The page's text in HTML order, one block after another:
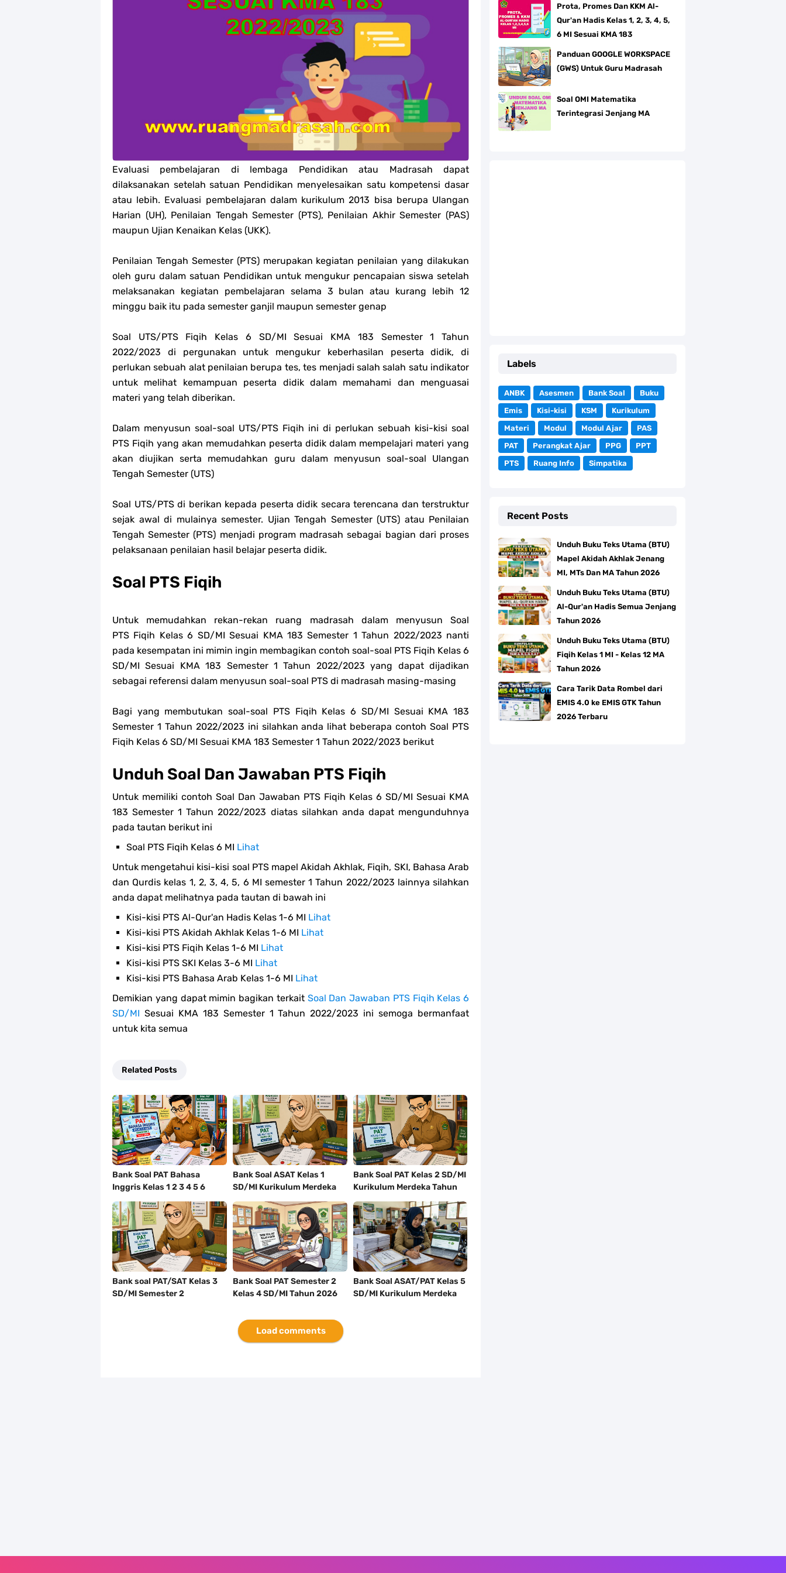
Jawaban Tugas Mandiri Dan Tugas Refleksi Modul Pedagogik SKI PPG 2025
Jawaban Tugas Mandiri Dan Tugas Refleksi Modul Pedagogik Fiqih PPG 2025
Jawaban Tugas Mandiri Dan Tugas Refleksi Modul Pedagogik Akidah Akhlak PPG 2025
Jawaban Tugas Mandiri Dan Tugas Refleksi Modul Pedagogik Al-Qur'an Hadis PPG 2025
Soal OMI Geografi Terintegrasi Jenjang MA
Soal OMI Ekonomi Terintegrasi Jenjang MA
Soal OMI KIMIA Terintegrasi Jenjang MA
Unduh Buku Teks Utama (BTU) Mapel Akidah Akhlak Jenang MI, MTs Dan MA Tahun 2026
Evaluasi pembelajaran di lembaga Pendidikan atau Madrasah dapat
dilaksanakan setelah satuan Pendidikan menyelesaikan satu kompetensi dasar
atau lebih. Evaluasi pembelajaran dalam kurikulum 2013 bisa berupa Ulangan
Harian (UH), Penilaian Tengah Semester (PTS), Penilaian Akhir Semester (PAS)
maupun Ujian Kenaikan Kelas (UKK).
Penilaian Tengah Semester (PTS) merupakan kegiatan penilaian yang dilakukan
oleh guru dalam satuan Pendidikan untuk mengukur pencapaian siswa setelah
melaksanakan kegiatan pembelajaran selama 3 bulan atau kurang lebih 12
minggu baik itu pada semester ganjil maupun semester genap
Soal UTS/PTS Fiqih Kelas 6 SD/MI Sesuai KMA 183 Semester 1 Tahun
2022/2023 di pergunakan untuk mengukur keberhasilan peserta didik, di
perlukan sebuah alat penilaian berupa tes, tes menjadi salah salah satu indikator
untuk melihat kemampuan peserta didik dalam memahami dan menguasai
materi yang telah diberikan.
Dalam menyusun soal-soal UTS/PTS Fiqih ini di perlukan sebuah kisi-kisi soal
PTS Fiqih yang akan memudahkan peserta didik dalam mempelajari materi yang
akan diujikan serta memudahkan guru dalam menyusun soal-soal Ulangan
Tengah Semester (UTS)
Soal UTS/PTS di berikan kepada peserta didik secara terencana dan terstruktur
sejak awal di mulainya semester. Ujian Tengah Semester (UTS) atau Penilaian
Tengah Semester (PTS) menjadi program madrasah sebagai bagian dari proses
pelaksanaan penilaian hasil belajar peserta didik.
Soal PTS Fiqih
Untuk memudahkan rekan-rekan ruang madrasah dalam menyusun Soal
PTS Fiqih Kelas 6 SD/MI Sesuai KMA 183 Semester 1 Tahun 2022/2023 nanti
pada kesempatan ini mimin ingin membagikan contoh soal-soal PTS Fiqih Kelas 6
SD/MI Sesuai KMA 183 Semester 1 Tahun 2022/2023 yang dapat dijadikan
sebagai referensi dalam menyusun soal-soal PTS di madrasah masing-masing
Bagi yang membutukan soal-soal PTS Fiqih Kelas 6 SD/MI Sesuai KMA 183
Semester 1 Tahun 2022/2023 ini silahkan anda lihat beberapa contoh Soal PTS
Fiqih Kelas 6 SD/MI Sesuai KMA 183 Semester 1 Tahun 2022/2023 berikut
Unduh Soal Dan Jawaban PTS Fiqih
Untuk memiliki contoh Soal Dan Jawaban PTS Fiqih Kelas 6 SD/MI Sesuai KMA
183 Semester 1 Tahun 2022/2023 diatas silahkan anda dapat mengunduhnya
pada tautan berikut ini
Soal PTS Fiqih Kelas 6 MI Lihat
Untuk mengetahui kisi-kisi soal PTS mapel Akidah Akhlak, Fiqih, SKI, Bahasa Arab
dan Qurdis kelas 1, 2, 3, 4, 5, 6 MI semester 1 Tahun 2022/2023 lainnya silahkan
anda dapat melihatnya pada tautan di bawah ini
Kisi-kisi PTS Al-Qur'an Hadis Kelas 1-6 MI Lihat
Kisi-kisi PTS Akidah Akhlak Kelas 1-6 MI Lihat
Kisi-kisi PTS Fiqih Kelas 1-6 MI Lihat
Kisi-kisi PTS SKI Kelas 3-6 MI Lihat
Kisi-kisi PTS Bahasa Arab Kelas 1-6 MI Lihat
Demikian yang dapat mimin bagikan terkait Soal Dan Jawaban PTS Fiqih Kelas 6
SD/MI Sesuai KMA 183 Semester 1 Tahun 2022/2023 ini semoga bermanfaat
untuk kita semua
Related Posts
Bank Soal PAT Bahasa
Inggris Kelas 1 2 3 4 5 6
SD/MI Kurikulum Merdeka
Bank Soal ASAT Kelas 1
SD/MI Kurikulum Merdeka
Tahun 2026
Bank Soal PAT Kelas 2 SD/MI
Kurikulum Merdeka Tahun
2026
Bank soal PAT/SAT Kelas 3
SD/MI Semester 2
Bank Soal PAT Semester 2
Kelas 4 SD/MI Tahun 2026
Bank Soal ASAT/PAT Kelas 5
SD/MI Kurikulum Merdeka
Load comments
Prota, Promes Dan KKM Al-
Qur'an Hadis Kelas 1, 2, 3, 4, 5,
6 MI Sesuai KMA 183
Panduan GOOGLE WORKSPACE
(GWS) Untuk Guru Madrasah
Soal OMI Matematika
Terintegrasi Jenjang MA
Labels
ANBK Asesmen Bank Soal
Buku
Emis
Kisi-kisi KSM
Kurikulum
Materi
Modul Modul Ajar
PAS
PAT
Perangkat Ajar PPG
PPT
PTS
Ruang Info Simpatika
Recent Posts
Unduh Buku Teks Utama (BTU)
Mapel Akidah Akhlak Jenang
MI, MTs Dan MA Tahun 2026
Unduh Buku Teks Utama (BTU)
Al-Qur'an Hadis Semua Jenjang
Tahun 2026
Unduh Buku Teks Utama (BTU)
Fiqih Kelas 1 MI - Kelas 12 MA
Tahun 2026
Cara Tarik Data Rombel dari
EMIS 4.0 ke EMIS GTK Tahun
2026 Terbaru